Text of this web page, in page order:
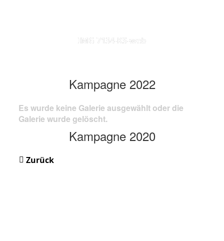
IMG 7134-KS-web
Kampagne 2022
Es wurde keine Galerie ausgewählt oder die
Galerie wurde gelöscht.
Kampagne 2020
Zurück